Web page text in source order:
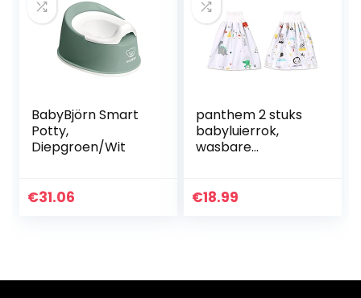
BabyBjörn Smart
Potty,
Diepgroen/Wit
€31.06
panthem 2 stuks
babyluierrok,
wasbare
meisjes, 2-in-1
€18.99